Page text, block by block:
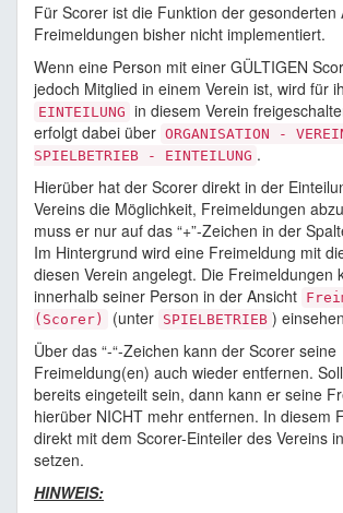
Für Scorer ist die Funktion der gesonderten
Freimeldungen bisher nicht implementiert.
Wenn eine Person mit einer GÜLTIGEN
jedoch Mitglied in einem Verein ist, wird für
EINTEILUNG in diesem Verein
erfolgt dabei über ORGANISATION -
SPIELBETRIEB - EINTEILUNG .
Hierüber hat der Scorer direkt in der
Vereins die Möglichkeit, Freimeldungen
muss er nur auf das “+”-Zeichen in der
Im Hintergrund wird eine Freimeldung mit
diesen Verein angelegt. Die Freimeldungen
innerhalb seiner Person in der Ansicht
(Scorer)
(unter SPIELBETRIEB )
Über das “-“-Zeichen kann der Scorer seine
Freimeldung(en) auch wieder entfernen.
bereits eingeteilt sein, dann kann er seine
hierüber NICHT mehr entfernen. In diesem
direkt mit dem Scorer-Einteiler des Vereins
setzen.
HINWEIS: